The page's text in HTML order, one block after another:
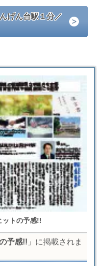
げん台駅１分／
ットの予感!!
予感!! 」に掲載されま